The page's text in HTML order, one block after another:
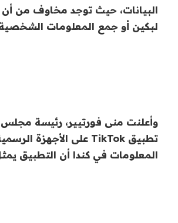
البيانات، حيث توجد مخاوف من أن
لبكين أو جمع المعلومات
وأعلنت منى فورتيير، رئيسة مجلس
المعلومات في كندا أن التطبيق